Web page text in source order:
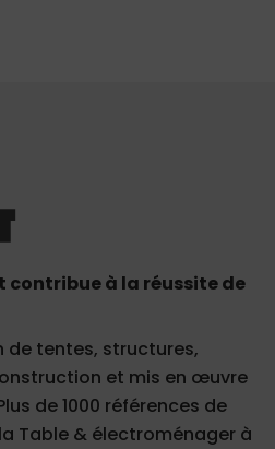
contribue à la réussite de
tentes, structures,
et mis en œuvre
de 1000 références de
Table & électroménager à